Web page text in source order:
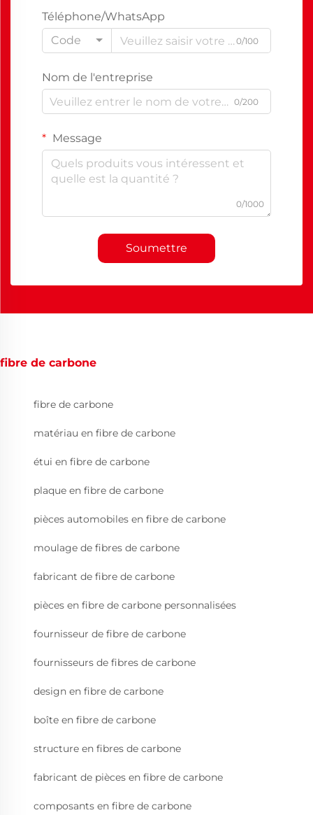
Téléphone/WhatsApp
Code
0/100
Nom de l'entreprise
0/200
Message
0/1000
Soumettre
fibre de carbone
fibre de carbone
matériau en fibre de carbone
étui en fibre de carbone
plaque en fibre de carbone
pièces automobiles en fibre de carbone
moulage de fibres de carbone
fabricant de fibre de carbone
pièces en fibre de carbone personnalisées
fournisseur de fibre de carbone
fournisseurs de fibres de carbone
design en fibre de carbone
boîte en fibre de carbone
structure en fibres de carbone
fabricant de pièces en fibre de carbone
composants en fibre de carbone